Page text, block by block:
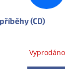
(CD)
Vyprodáno